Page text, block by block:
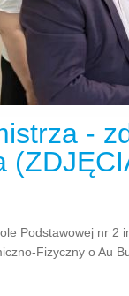
-
Podstawowej nr 2
Fizyczny o Au